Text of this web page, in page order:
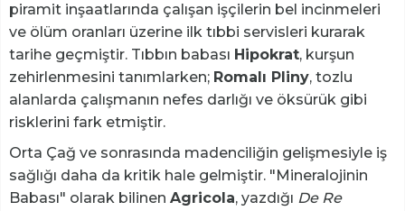
piramit inşaatlarında çalışan işçilerin bel incinmeleri
ve ölüm oranları üzerine ilk tıbbi servisleri kurarak
tarihe geçmiştir. Tıbbın babası Hipokrat, kurşun
zehirlenmesini tanımlarken; Romalı Pliny, tozlu
alanlarda çalışmanın nefes darlığı ve öksürük gibi
risklerini fark etmiştir.
Orta Çağ ve sonrasında madenciliğin gelişmesiyle iş
sağlığı daha da kritik hale gelmiştir. "Mineralojinin
Babası" olarak bilinen Agricola, yazdığı De Re